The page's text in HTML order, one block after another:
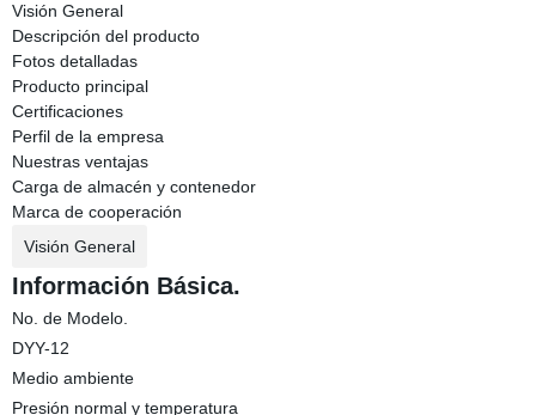
Visión General
Descripción del producto
Fotos detalladas
Producto principal
Certificaciones
Perfil de la empresa
Nuestras ventajas
Carga de almacén y contenedor
Marca de cooperación
Visión General
Información Básica.
No. de Modelo.
DYY-12
Medio ambiente
Presión normal y temperatura